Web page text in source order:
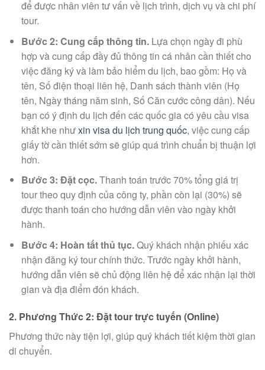
để được nhân viên tư vấn về lịch trình, dịch vụ và chi phí
tour.
Bước 2: Cung cấp thông tin.Lựa chọn ngày đi phù
hợp và cung cấp đầy đủ thông tin cá nhân cần thiết cho
việc đăng ký và làm bảo hiểm du lịch, bao gồm: Họ và
tên, Số điện thoại liên hệ, Danh sách thành viên (Họ
tên, Ngày tháng năm sinh, Số Căn cước công dân). Nếu
bạn có ý định du lịch đến các quốc gia có yêu cầu visa
khắt khe nhưxin visa du lịch trung quốc, việc cung cấp
giấy tờ cần thiết sớm sẽ giúp quá trình chuẩn bị thuận lợi
hơn.
Bước 3: Đặt cọc.Thanh toán trước 70% tổng giá trị
tour theo quy định của công ty, phần còn lại (30%) sẽ
được thanh toán cho hướng dẫn viên vào ngày khởi
hành.
Bước 4: Hoàn tất thủ tục.Quý khách nhận phiếu xác
nhận đăng ký tour chính thức. Trước ngày khởi hành,
hướng dẫn viên sẽ chủ động liên hệ để xác nhận lại thời
gian và địa điểm đón khách.
2. Phương Thức 2: Đặt tour trực tuyến (Online)
Phương thức này tiện lợi, giúp quý khách tiết kiệm thời gian
di chuyển.